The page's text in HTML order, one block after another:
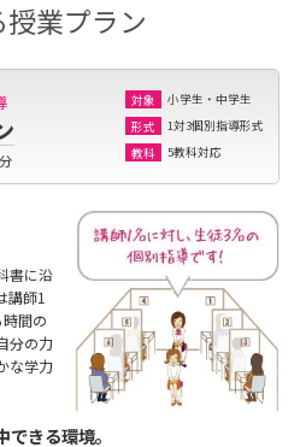
業プラン
対象
小学生・中学生
形式
1対3個別指導形式
教科
5教科対応
書に沿
講師1
間の
分の力
な学力
きる環境。